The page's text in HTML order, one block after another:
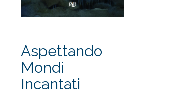
Aspettando
Mondi
Incantati